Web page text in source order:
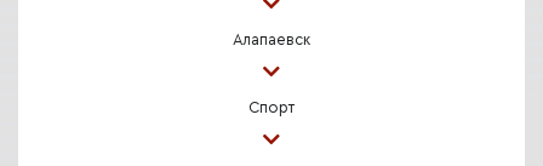
Алапаевск
Спорт